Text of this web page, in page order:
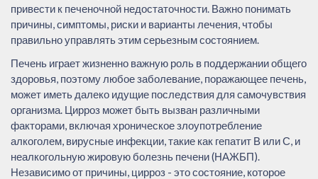
привести к печеночной недостаточности. Важно понимать
причины, симптомы, риски и варианты лечения, чтобы
правильно управлять этим серьезным состоянием.
Печень играет жизненно важную роль в поддержании общего
здоровья, поэтому любое заболевание, поражающее печень,
может иметь далеко идущие последствия для самочувствия
организма. Цирроз может быть вызван различными
факторами, включая хроническое злоупотребление
алкоголем, вирусные инфекции, такие как гепатит В или С, и
неалкогольную жировую болезнь печени (НАЖБП).
Независимо от причины, цирроз - это состояние, которое